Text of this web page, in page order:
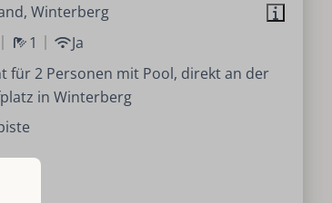
Winterberg
1
Ja
für 2 Personen mit Pool, direkt an der
in Winterberg